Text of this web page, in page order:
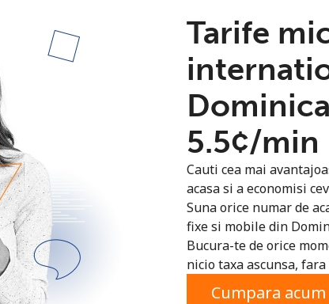
Bine-ai venit!
Logheaza-te →
Inregistreaza-te cu
Tarife
⁦5.5¢⁩/min
Cauti cea mai
acasa si a economisi
Suna orice numar de
fixe si mobile din
Bucura-te de orice
nicio taxa ascunsa,
Cumpara acum